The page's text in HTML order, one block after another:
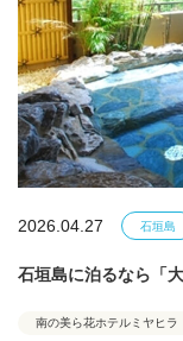
2026.04.27 石垣島
石垣島に泊るなら「
南の美ら花ホテルミヤヒラ